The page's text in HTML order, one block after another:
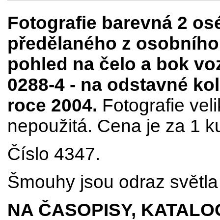
Fotografie barevná 2
předělaného z
pohled na čelo a bok
0288-4 - na odstavné
roce 2004. Fotografie
nepoužitá. Cena je za 1
Číslo 4347.
Šmouhy jsou odraz
NA ČASOPISY,